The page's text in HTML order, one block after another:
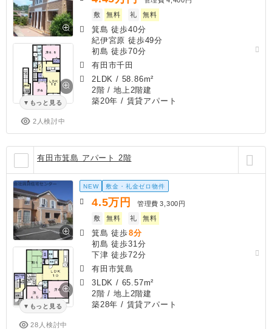
もっと見る
2人検討中
敷
無料 礼 無料
箕島 徒歩40分
紀伊宮原 徒歩49分
初島 徒歩70分
有田市千田
2LDK / 58.86m²
2階 / 地上2階建
築20年 / 賃貸アパート
有田市箕島 アパート 2階
もっと見る
28人検討中
NEW 敷金・礼金ゼロ物件
4.5万円 管理費 3,300円
敷
無料 礼 無料
箕島 徒歩8分
初島 徒歩31分
下津 徒歩72分
有田市箕島
3LDK / 65.57m²
2階 / 地上2階建
築28年 / 賃貸アパート